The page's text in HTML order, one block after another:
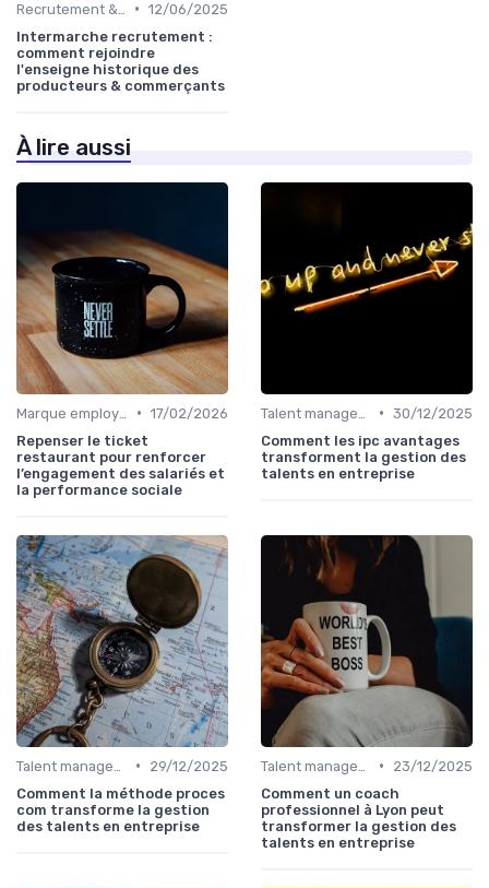
• 12/06/2025
Intermarche recrutement :
comment rejoindre
l'enseigne historique des
producteurs & commerçants
À lire aussi
• 17/02/2026
Repenser le ticket
restaurant pour renforcer
l’engagement des salariés et
la performance sociale
• 30/12/2025
Comment les ipc avantages
transforment la gestion des
talents en entreprise
•
29/12/2025
Comment la méthode proces
com transforme la gestion
des talents en entreprise
•
23/12/2025
Comment un coach
professionnel à Lyon peut
transformer la gestion des
talents en entreprise